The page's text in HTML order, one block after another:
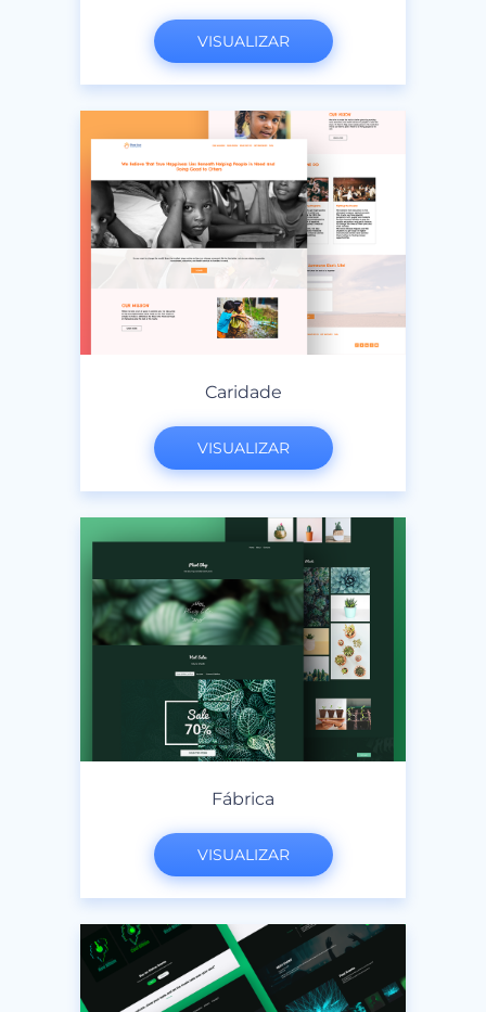
VISUALIZAR
Caridade
VISUALIZAR
Fábrica
VISUALIZAR